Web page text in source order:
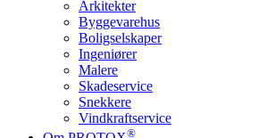
Arkitekter
Byggevarehus
Boligselskaper
Ingeniører
Malere
Skadeservice
Snekkere
Vindkraftservice
®